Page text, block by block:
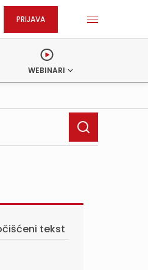
PRIJAVA
WEBINARI
tekst